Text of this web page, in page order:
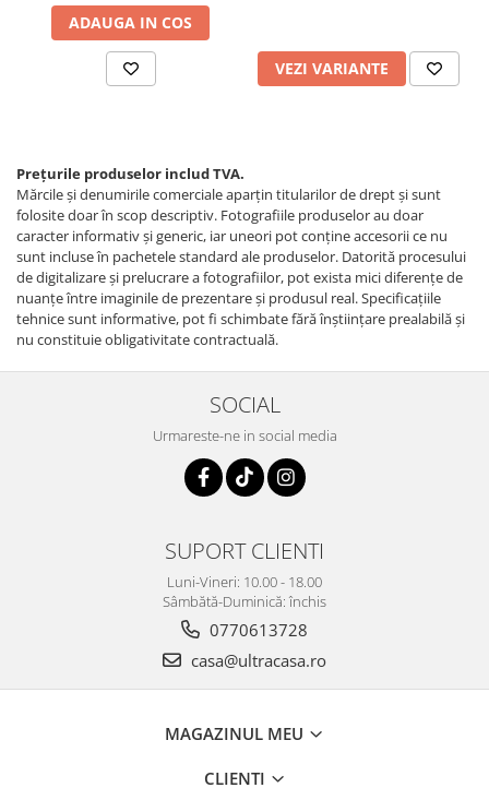
ADAUGA IN COS
VEZI VARIANTE
Prețurile produselor includ TVA.
Mărcile și denumirile comerciale aparțin titularilor de drept şi sunt
folosite doar în scop descriptiv. Fotografiile produselor au doar
caracter informativ şi generic, iar uneori pot conţine accesorii ce nu
sunt incluse în pachetele standard ale produselor. Datorită procesului
de digitalizare și prelucrare a fotografiilor, pot exista mici diferențe de
nuanțe între imaginile de prezentare și produsul real. Specificaţiile
tehnice sunt informative, pot fi schimbate fără înştiinţare prealabilă şi
nu constituie obligativitate contractuală.
SOCIAL
Urmareste-ne in social media
SUPORT CLIENTI
Luni-Vineri: 10.00 - 18.00
Sâmbătă-Duminică: închis
0770613728
casa@ultracasa.ro
MAGAZINUL MEU
CLIENTI